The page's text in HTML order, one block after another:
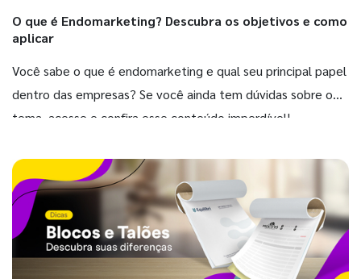
O que é Endomarketing? Descubra os objetivos e como
aplicar
Você sabe o que é endomarketing e qual seu principal papel
dentro das empresas? Se você ainda tem dúvidas sobre o
tema, acesse e confira esse conteúdo imperdível!